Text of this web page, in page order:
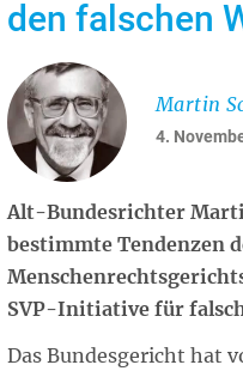
den falschen
4.
Martin
Alt-Bundesrichter
bestimmte Tendenzen
SVP-Initiative für
Das Bundesgericht hat